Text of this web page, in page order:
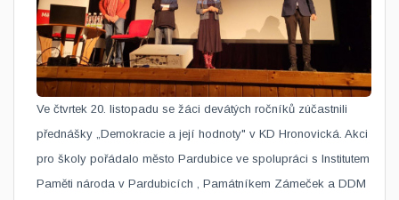
Ve čtvrtek 20. listopadu se žáci devátých ročníků zúčastnili
přednášky „Demokracie a její hodnoty" v KD Hronovická. Akci
pro školy pořádalo město Pardubice ve spolupráci s Institutem
Paměti národa v Pardubicích , Památníkem Zámeček a DDM